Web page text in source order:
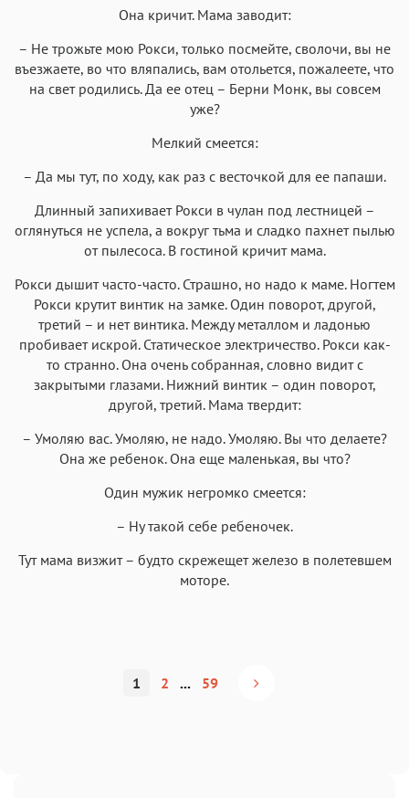
Она кричит. Мама заводит:
– Не трожьте мою Рокси, только посмейте, сволочи, вы не
въезжаете, во что вляпались, вам отольется, пожалеете, что
на свет родились. Да ее отец – Берни Монк, вы совсем
уже?
Мелкий смеется:
– Да мы тут, по ходу, как раз с весточкой для ее папаши.
Длинный запихивает Рокси в чулан под лестницей –
оглянуться не успела, а вокруг тьма и сладко пахнет пылью
от пылесоса. В гостиной кричит мама.
Рокси дышит часто-часто. Страшно, но надо к маме. Ногтем
Рокси крутит винтик на замке. Один поворот, другой,
третий – и нет винтика. Между металлом и ладонью
пробивает искрой. Статическое электричество. Рокси как-
то странно. Она очень собранная, словно видит с
закрытыми глазами. Нижний винтик – один поворот,
другой, третий. Мама твердит:
– Умоляю вас. Умоляю, не надо. Умоляю. Вы что делаете?
Она же ребенок. Она еще маленькая, вы что?
Один мужик негромко смеется:
– Ну такой себе ребеночек.
Тут мама визжит – будто скрежещет железо в полетевшем
моторе.
1 2 ... 59